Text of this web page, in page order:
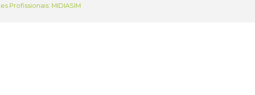
Profissionais: MIDIASIM